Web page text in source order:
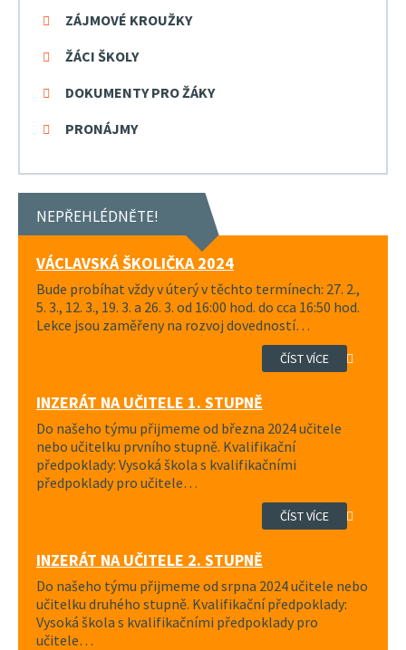
ZÁJMOVÉ KROUŽKY
ŽÁCI ŠKOLY
DOKUMENTY PRO ŽÁKY
PRONÁJMY
NEPŘEHLÉDNĚTE!
VÁCLAVSKÁ ŠKOLIČKA 2024
Bude probíhat vždy v úterý v těchto termínech: 27. 2.,
5. 3., 12. 3., 19. 3. a 26. 3. od 16:00 hod. do cca 16:50 hod.
Lekce jsou zaměřeny na rozvoj dovedností…
ČÍST VÍCE
INZERÁT NA UČITELE 1. STUPNĚ
Do našeho týmu přijmeme od března 2024 učitele
nebo učitelku prvního stupně. Kvalifikační
předpoklady: Vysoká škola s kvalifikačními
předpoklady pro učitele…
ČÍST VÍCE
INZERÁT NA UČITELE 2. STUPNĚ
Do našeho týmu přijmeme od srpna 2024 učitele nebo
učitelku druhého stupně. Kvalifikační předpoklady:
Vysoká škola s kvalifikačními předpoklady pro
učitele…